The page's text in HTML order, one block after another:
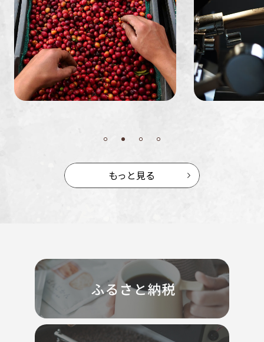
ミャンマー ルワンダ
もっと見る